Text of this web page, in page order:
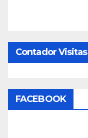
Contador Visitas
FACEBOOK